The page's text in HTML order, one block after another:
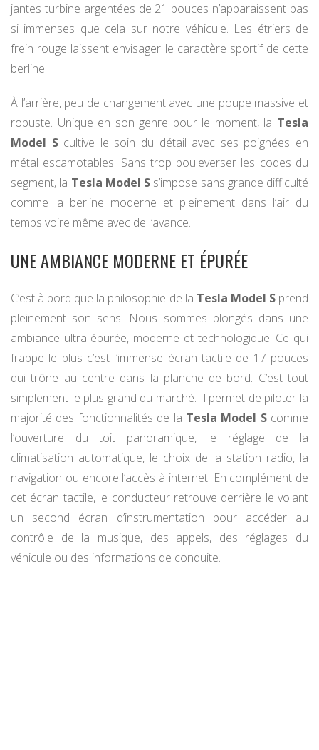
jantes turbine argentées de 21 pouces n’apparaissent pas
si immenses que cela sur notre véhicule. Les étriers de
frein rouge laissent envisager le caractère sportif de cette
berline.
À l’arrière, peu de changement avec une poupe massive et
robuste. Unique en son genre pour le moment, la Tesla
Model Scultive le soin du détail avec ses poignées en
métal escamotables. Sans trop bouleverser les codes du
segment, la Tesla Model S s’impose sans grande difficulté
comme la berline moderne et pleinement dans l’air du
temps voire même avec de l’avance.
UNE AMBIANCE MODERNE ET ÉPURÉE
C’est à bord que la philosophie de la Tesla Model Sprend
pleinement son sens. Nous sommes plongés dans une
ambiance ultra épurée, moderne et technologique. Ce qui
frappe le plus c’est l’immense écran tactile de 17 pouces
qui trône au centre dans la planche de bord. C’est tout
simplement le plus grand du marché. Il permet de piloter la
majorité des fonctionnalités de la Tesla Model Scomme
l’ouverture du toit panoramique, le réglage de la
climatisation automatique, le choix de la station radio, la
navigation ou encore l’accès à internet. En complément de
cet écran tactile, le conducteur retrouve derrière le volant
un second écran d’instrumentation pour accéder au
contrôle de la musique, des appels, des réglages du
véhicule ou des informations de conduite.